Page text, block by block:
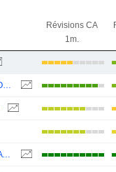
Révisions CA
1m.
EXXONMOBIL HOLDINGS CORPORATION
VALERO ENERGY CORPORATION